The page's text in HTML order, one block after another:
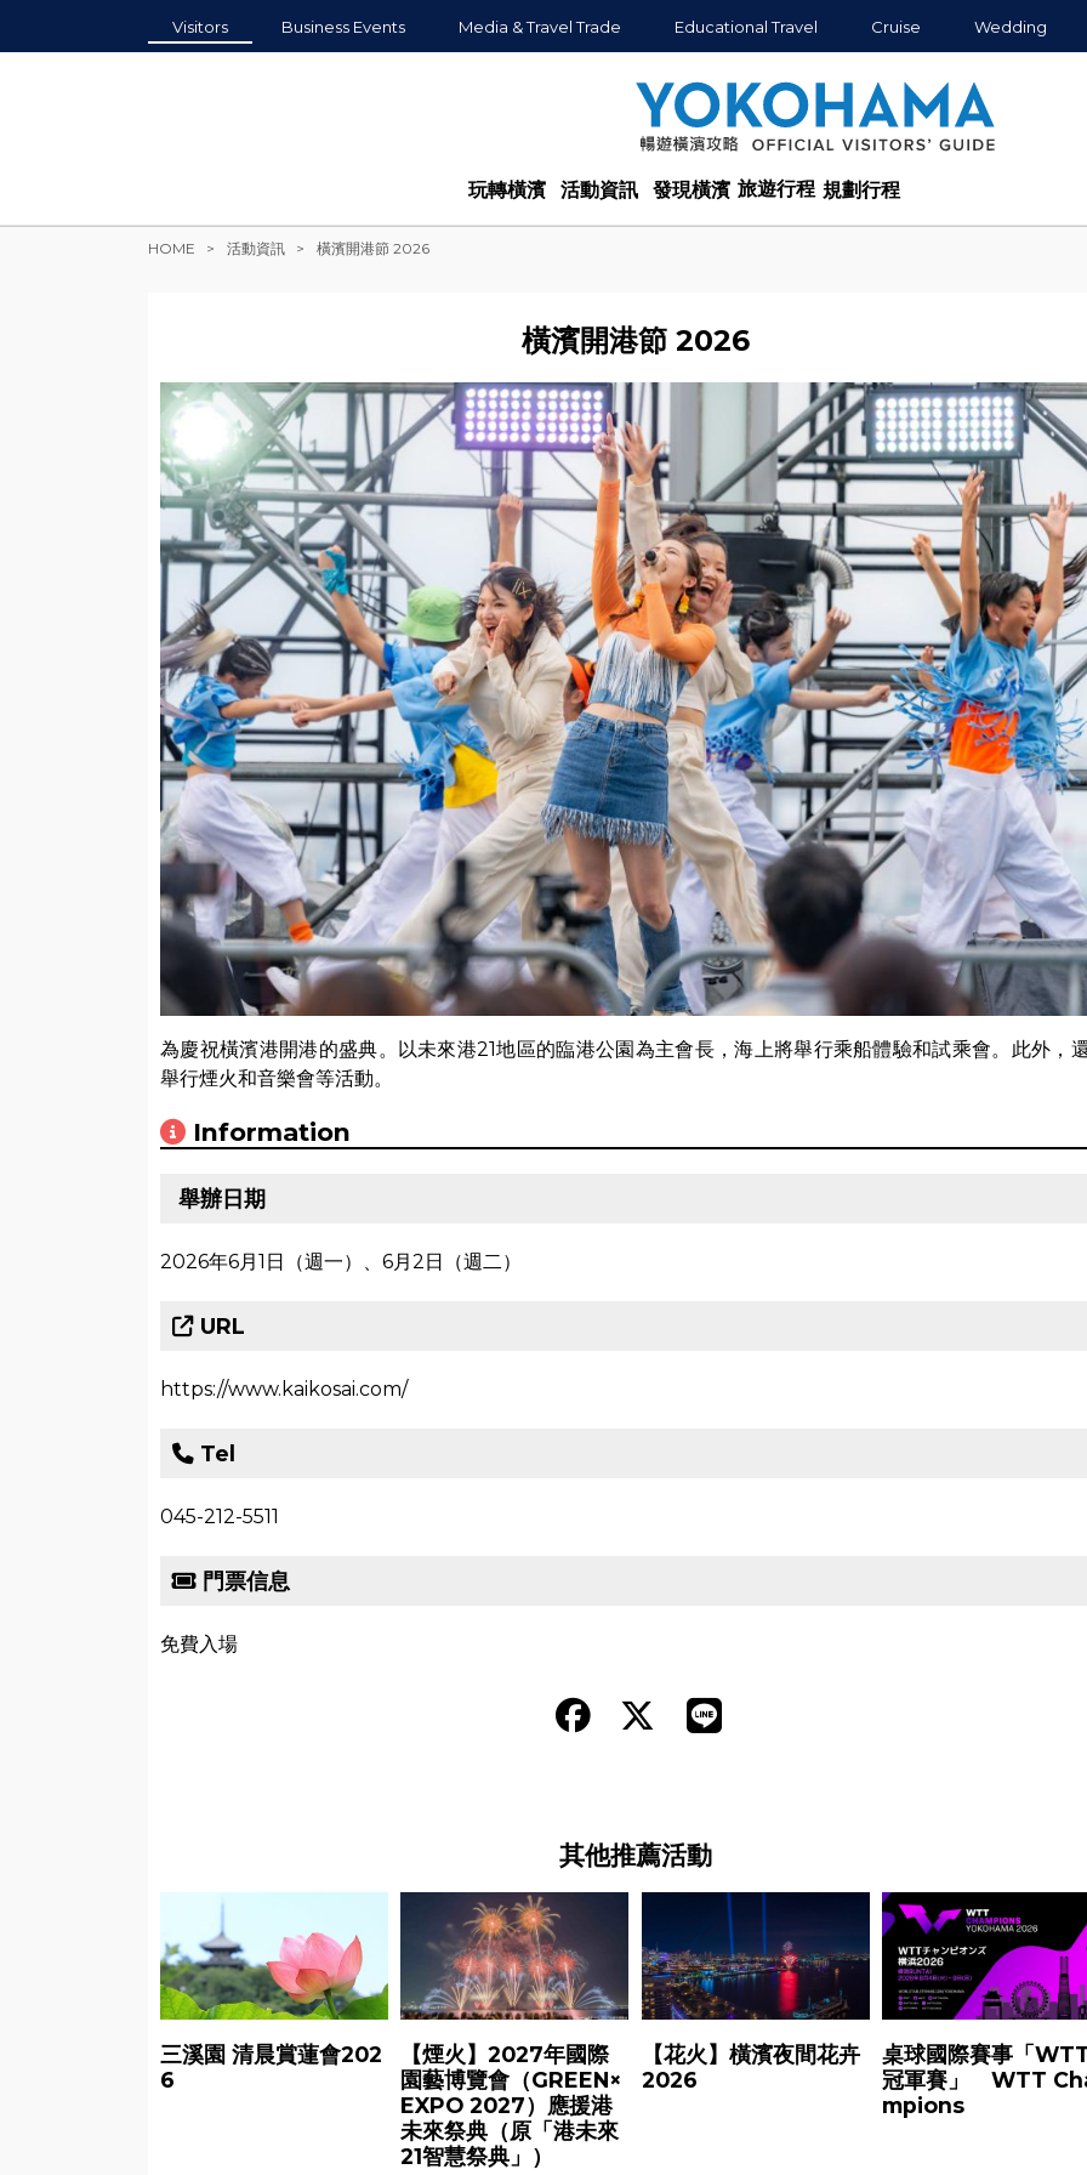
Visitors Business Events Media & Travel Trade Educational Travel Cruise Wedding
玩轉橫濱 活動資訊 發現橫濱 旅遊行程 規劃行程
HOME 活動資訊 橫濱開港節 2026
橫濱開港節 2026
為慶祝橫濱港開港的盛典。以未來港21地區的臨港公園為主會長，海上將舉行乘船體驗和試乘會。此外，
舉行煙火和音樂會等活動。
Information
舉辦日期
2026年6月1日（週一）、6月2日（週二）
URL
https://www.kaikosai.com/
Tel
045-212-5511
門票信息
免費入場
其他推薦活動
三溪園 清晨賞蓮會202
6
【煙火】2027年國際
園藝博覽會（GREEN×
EXPO 2027）應援港
未來祭典（原「港未來
21智慧祭典」）
【花火】橫濱夜間花卉
2026
桌球國際賽事「
冠軍賽」 WTT
mpions